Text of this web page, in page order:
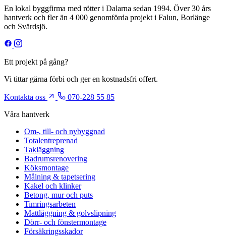
En lokal byggfirma med rötter i Dalarna sedan 1994. Över 30 års
hantverk och fler än 4 000 genomförda projekt i Falun, Borlänge
och Svärdsjö.
Ett projekt på gång?
Vi tittar gärna förbi och ger en kostnadsfri offert.
Kontakta oss
070-228 55 85
Våra hantverk
Om-, till- och nybyggnad
Totalentreprenad
Takläggning
Badrumsrenovering
Köksmontage
Målning & tapetsering
Kakel och klinker
Betong, mur och puts
Timringsarbeten
Mattläggning & golvslipning
Dörr- och fönstermontage
Försäkringsskador